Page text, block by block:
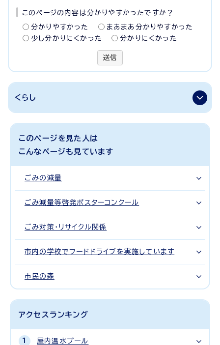
このページの内容は分かりやすかったですか？
分かりやすかった
まあまあ分かりやすかった
少し分かりにくかった
分かりにくかった
送信
くらし
このページを見た人は
こんなページも見ています
ごみの減量
ごみ減量等啓発ポスターコンクール
ごみ対策・リサイクル関係
市内の学校でフードドライブを実施しています
市民の森
アクセスランキング
屋内温水プール